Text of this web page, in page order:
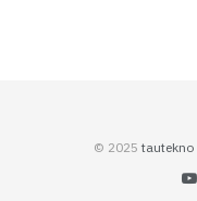
© 2025 tautekno